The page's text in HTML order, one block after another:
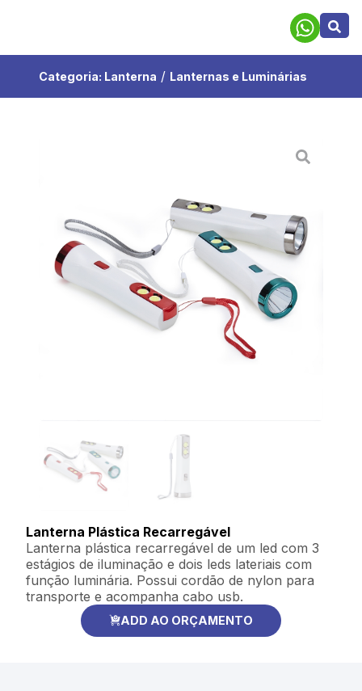
Categoria: Lanterna / Lanternas e Luminárias
Lanterna Plástica Recarregável
Lanterna plástica recarregável de um led com 3
estágios de iluminação e dois leds lateriais com
função luminária. Possui cordão de nylon para
transporte e acompanha cabo usb.
ADD AO ORÇAMENTO